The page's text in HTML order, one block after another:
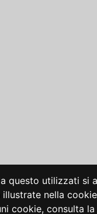
questo utilizzati si
nella
cookie, consulta